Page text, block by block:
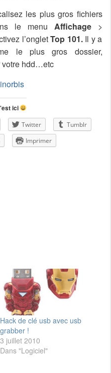
les plus gros fichiers
le menu Affichage>
l’ongletTop 101. Il y a
le plus gros dossier,
votre hdd…etc
ici
Twitter
Tumblr
Imprimer
Hack de clé usb avec usb
grabber !
3 juillet 2010
Dans "Logiciel"